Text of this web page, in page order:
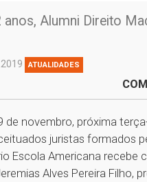
anos, Alumni Direito
ATUALIDADES
de novembro, próxima
juristas formados
Escola Americana recebe
Alves Pereira Filho,